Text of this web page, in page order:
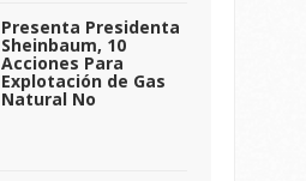
Presenta Presidenta
Sheinbaum, 10
Acciones Para
Explotación de Gas
Natural No